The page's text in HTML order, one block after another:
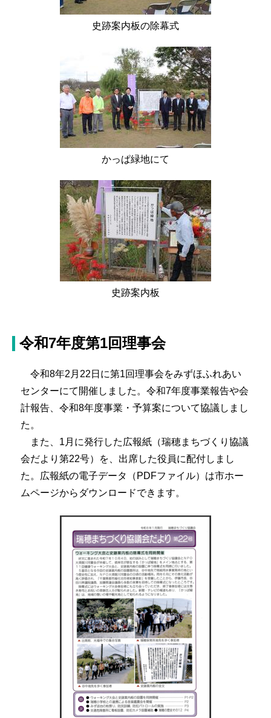
史跡案内板の除幕式
かっぱ緑地にて
史跡案内板
令和7年度第1回理事会
令和8年2月22日に第1回理事会をみずほふれあい
センターにて開催しました。令和7年度事業報告や会
計報告、令和8年度事業・予算案について協議しまし
た。
また、1月に発行した広報紙（瑞穂まちづくり協議
会だより第22号）を、出席した役員に配付しまし
た。広報紙の電子データ（PDFファイル）は市ホー
ムページからダウンロードできます。